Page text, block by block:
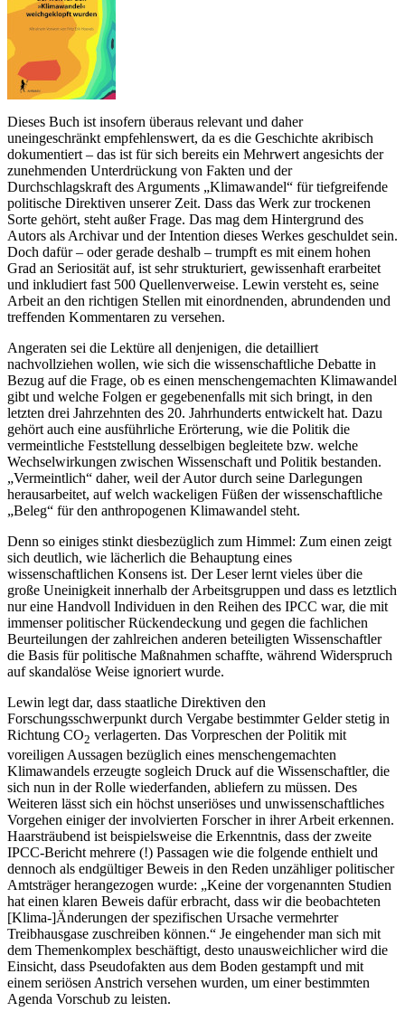
Dieses Buch ist insofern überaus relevant und daher
uneingeschränkt empfehlenswert, da es die Geschichte akribisch
dokumentiert – das ist für sich bereits ein Mehrwert angesichts der
zunehmenden Unterdrückung von Fakten und der
Durchschlagskraft des Arguments „Klimawandel“ für tiefgreifende
politische Direktiven unserer Zeit. Dass das Werk zur trockenen
Sorte gehört, steht außer Frage. Das mag dem Hintergrund des
Autors als Archivar und der Intention dieses Werkes geschuldet sein.
Doch dafür – oder gerade deshalb – trumpft es mit einem hohen
Grad an Seriosität auf, ist sehr strukturiert, gewissenhaft erarbeitet
und inkludiert fast 500 Quellenverweise. Lewin versteht es, seine
Arbeit an den richtigen Stellen mit einordnenden, abrundenden und
treffenden Kommentaren zu versehen.
Angeraten sei die Lektüre all denjenigen, die detailliert
nachvollziehen wollen, wie sich die wissenschaftliche Debatte in
Bezug auf die Frage, ob es einen menschengemachten Klimawandel
gibt und welche Folgen er gegebenenfalls mit sich bringt, in den
letzten drei Jahrzehnten des 20. Jahrhunderts entwickelt hat. Dazu
gehört auch eine ausführliche Erörterung, wie die Politik die
vermeintliche Feststellung desselbigen begleitete bzw. welche
Wechselwirkungen zwischen Wissenschaft und Politik bestanden.
„Vermeintlich“ daher, weil der Autor durch seine Darlegungen
herausarbeitet, auf welch wackeligen Füßen der wissenschaftliche
„Beleg“ für den anthropogenen Klimawandel steht.
Denn so einiges stinkt diesbezüglich zum Himmel: Zum einen zeigt
sich deutlich, wie lächerlich die Behauptung eines
wissenschaftlichen Konsens ist. Der Leser lernt vieles über die
große Uneinigkeit innerhalb der Arbeitsgruppen und dass es letztlich
nur eine Handvoll Individuen in den Reihen des IPCC war, die mit
immenser politischer Rückendeckung und gegen die fachlichen
Beurteilungen der zahlreichen anderen beteiligten Wissenschaftler
die Basis für politische Maßnahmen schaffte, während Widerspruch
auf skandalöse Weise ignoriert wurde.
Lewin legt dar, dass staatliche Direktiven den
Forschungsschwerpunkt durch Vergabe bestimmter Gelder stetig in
Richtung CO2 verlagerten. Das Vorpreschen der Politik mit
voreiligen Aussagen bezüglich eines menschengemachten
Klimawandels erzeugte sogleich Druck auf die Wissenschaftler, die
sich nun in der Rolle wiederfanden, abliefern zu müssen. Des
Weiteren lässt sich ein höchst unseriöses und unwissenschaftliches
Vorgehen einiger der involvierten Forscher in ihrer Arbeit erkennen.
Haarsträubend ist beispielsweise die Erkenntnis, dass der zweite
IPCC-Bericht mehrere (!) Passagen wie die folgende enthielt und
dennoch als endgültiger Beweis in den Reden unzähliger politischer
Amtsträger herangezogen wurde: „Keine der vorgenannten Studien
hat einen klaren Beweis dafür erbracht, dass wir die beobachteten
[Klima-]Änderungen der spezifischen Ursache vermehrter
Treibhausgase zuschreiben können.“ Je eingehender man sich mit
dem Themenkomplex beschäftigt, desto unausweichlicher wird die
Einsicht, dass Pseudofakten aus dem Boden gestampft und mit
einem seriösen Anstrich versehen wurden, um einer bestimmten
Agenda Vorschub zu leisten.